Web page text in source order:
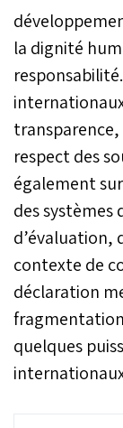
la dignité
respect des
également
des systèmes
d’évaluation,
contexte de
déclaration
quelques